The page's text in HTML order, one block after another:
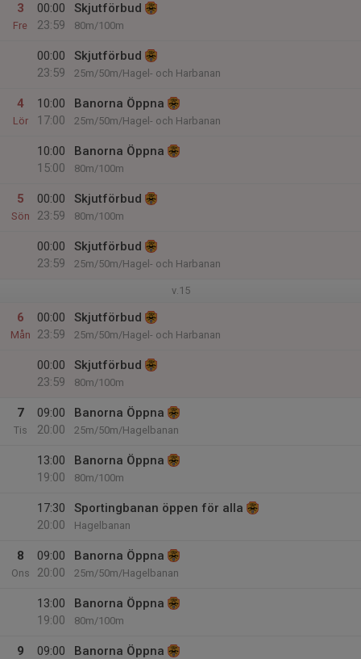
3
Fre
00:00
23:59
Skjutförbud
80m/100m
00:00
23:59
Skjutförbud
25m/50m/Hagel- och Harbanan
4
Lör
10:00
17:00
Banorna Öppna
25m/50m/Hagel- och Harbanan
10:00
15:00
Banorna Öppna
80m/100m
5
Sön
00:00
23:59
Skjutförbud
80m/100m
00:00
23:59
Skjutförbud
25m/50m/Hagel- och Harbanan
v.15
6
Mån
00:00
23:59
Skjutförbud
25m/50m/Hagel- och Harbanan
00:00
23:59
Skjutförbud
80m/100m
7
Tis
09:00
20:00
Banorna Öppna
25m/50m/Hagelbanan
13:00
19:00
Banorna Öppna
80m/100m
17:30
20:00
Sportingbanan öppen för alla
Hagelbanan
8
Ons
09:00
20:00
Banorna Öppna
25m/50m/Hagelbanan
13:00
19:00
Banorna Öppna
80m/100m
9
09:00
Banorna Öppna